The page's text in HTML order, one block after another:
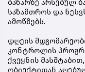
ბაზარზე არსებულ
საზამთროს და
ამოწმებს.
დღეის
კონტროლის
ქვეყნის
ობიექტიდან